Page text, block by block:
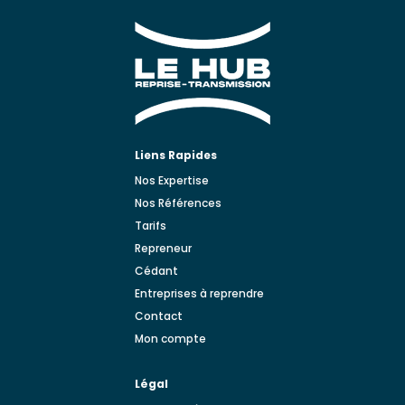
Liens Rapides
Nos Expertise
Nos Références
Tarifs
Repreneur
Cédant
Entreprises à reprendre
Contact
Mon compte
Légal